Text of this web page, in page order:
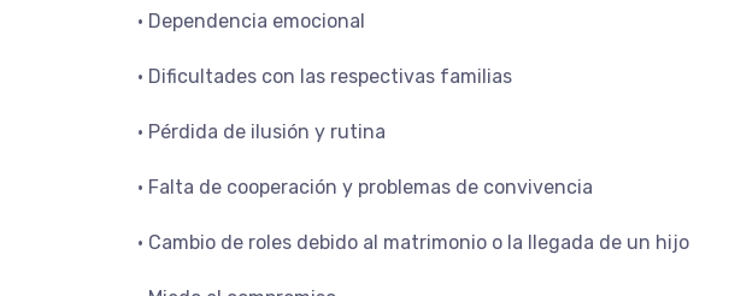
• Dependencia emocional
• Dificultades con las respectivas familias
• Pérdida de ilusión y rutina
• Falta de cooperación y problemas de convivencia
• Cambio de roles debido al matrimonio o la llegada de un hijo